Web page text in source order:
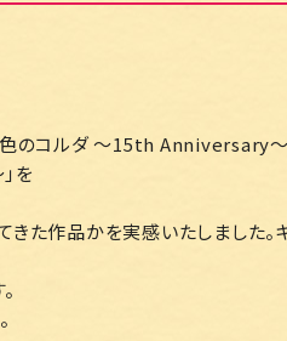
色のコルダ ～15th Anniversary～
を
た作品かを実感いたしました。